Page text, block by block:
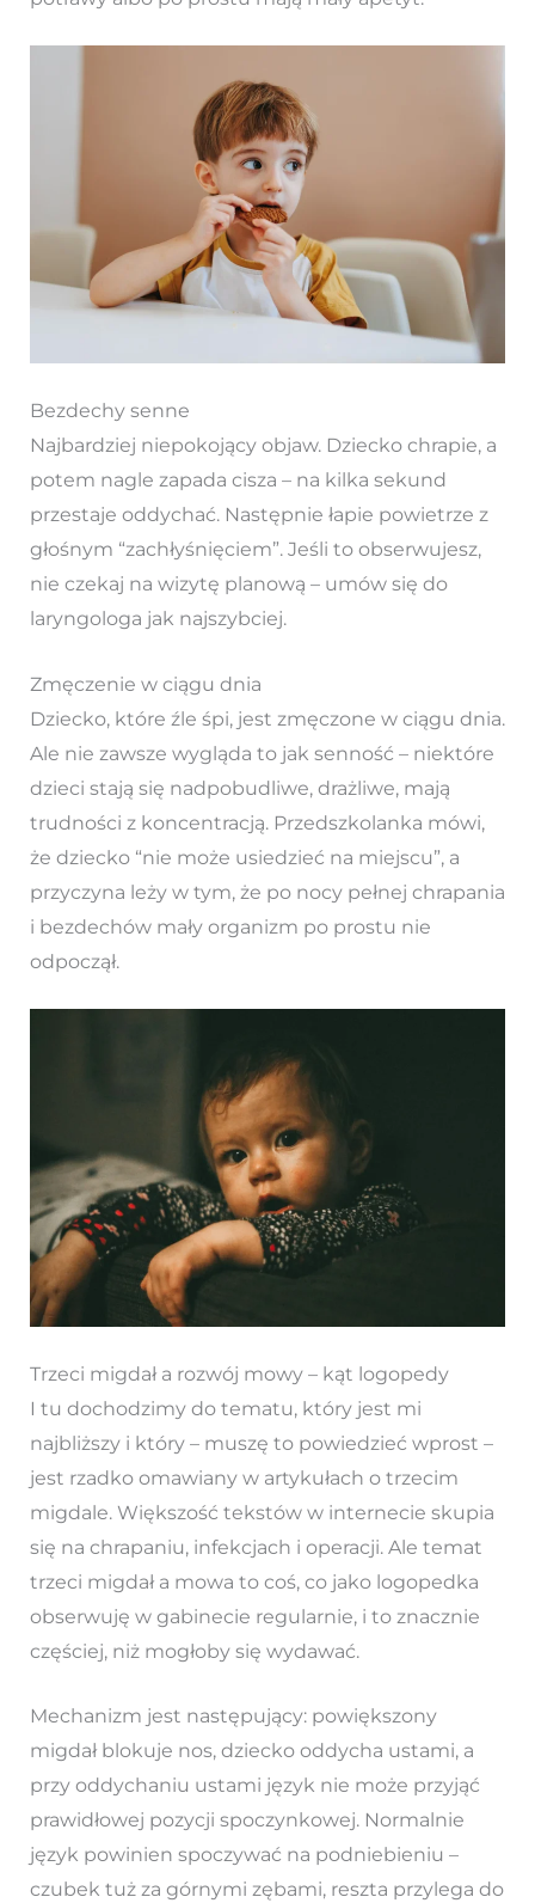
Bezdechy senne
Najbardziej niepokojący objaw. Dziecko chrapie, a
potem nagle zapada cisza – na kilka sekund
przestaje oddychać. Następnie łapie powietrze z
głośnym “zachłyśnięciem”. Jeśli to obserwujesz,
nie czekaj na wizytę planową – umów się do
laryngologa jak najszybciej.
Zmęczenie w ciągu dnia
Dziecko, które źle śpi, jest zmęczone w ciągu dnia.
Ale nie zawsze wygląda to jak senność – niektóre
dzieci stają się nadpobudliwe, drażliwe, mają
trudności z koncentracją. Przedszkolanka mówi,
że dziecko “nie może usiedzieć na miejscu”, a
przyczyna leży w tym, że po nocy pełnej chrapania
i bezdechów mały organizm po prostu nie
odpoczął.
Trzeci migdał a rozwój mowy – kąt logopedy
I tu dochodzimy do tematu, który jest mi
najbliższy i który – muszę to powiedzieć wprost –
jest rzadko omawiany w artykułach o trzecim
migdale. Większość tekstów w internecie skupia
się na chrapaniu, infekcjach i operacji. Ale temat
trzeci migdał a mowa to coś, co jako logopedka
obserwuję w gabinecie regularnie, i to znacznie
częściej, niż mogłoby się wydawać.
Mechanizm jest następujący: powiększony
migdał blokuje nos, dziecko oddycha ustami, a
przy oddychaniu ustami język nie może przyjąć
prawidłowej pozycji spoczynkowej. Normalnie
język powinien spoczywać na podniebieniu –
czubek tuż za górnymi zębami, reszta przylega do